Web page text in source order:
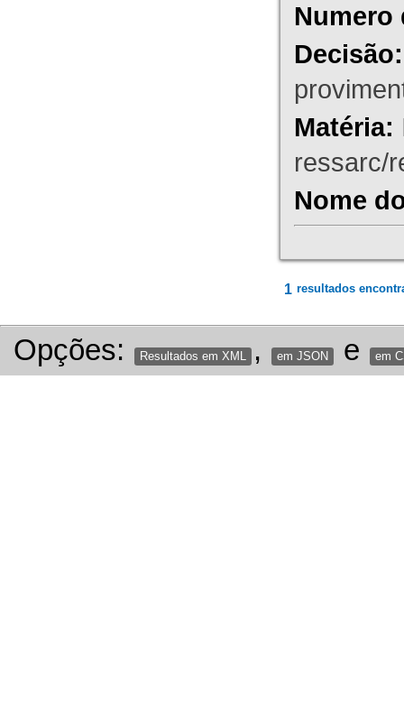
Numero
Decisão:
Matéria:
ressarc/
Nome
1 resultados
Opções: Resultados em XML , em JSON e em